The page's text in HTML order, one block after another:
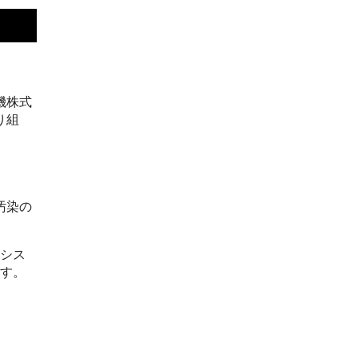
株式
組
染の
ス
。